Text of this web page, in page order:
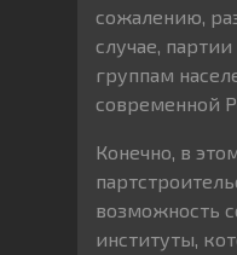
сожалению,
случае,
группам
современной
Конечно, в
возможность
институты,